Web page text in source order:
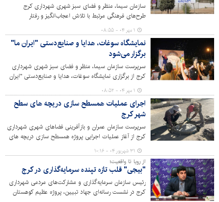
سازمان سیما، منظر و فضای سبز شهری شهرداری کرج
طرح‌های فرهنگی مرتبط با تلاش اعجاب‌انگیز و رفتار
تحسین‌آمیز قهرمانان کشتی آزاد و فرنگی کشور را در شهر کرج
اکران کرد.
۱ مهر ۰۴ - ۰۸:۵۵
نمایشگاه سوغات، هدایا و صنایع‌دستی "ایران ما"
برگزار می‌شود
سرپرست سازمان سیما، منظر و فضای سبز شهری شهرداری
کرج از برگزاری نمایشگاه سوغات، هدایا و صنایع‌دستی "ایران
ما" در پارک شهید چمران کرج خبر داد.
۱ مهر ۰۴ - ۰۸:۵۲
اجرای عملیات همسطح سازی دریچه های سطح
شهر کرج
سرپرست سازمان عمران و بازآفرینی فضاهای شهری شهرداری
کرج از آغاز عملیات اجرایی پروژه همسطح سازی دریچه های
سطح شهر کرج در راستای ایمن سازی معابر و سهولت در تردد
وسایل نقلیه شهروندان خبر داد.
۳۱ شهریور ۰۴ - ۱۰:۱۶
از رویا تا واقعیت؛
"بیجی" قلب تازه تپنده سرمایه‌گذاری در کرج
رئیس سازمان سرمایه‌گذاری و مشارکت‌های مردمی شهرداری
کرج در نشست رسانه‌ای جهاد تبیین، پروژه عظیم کوهستان